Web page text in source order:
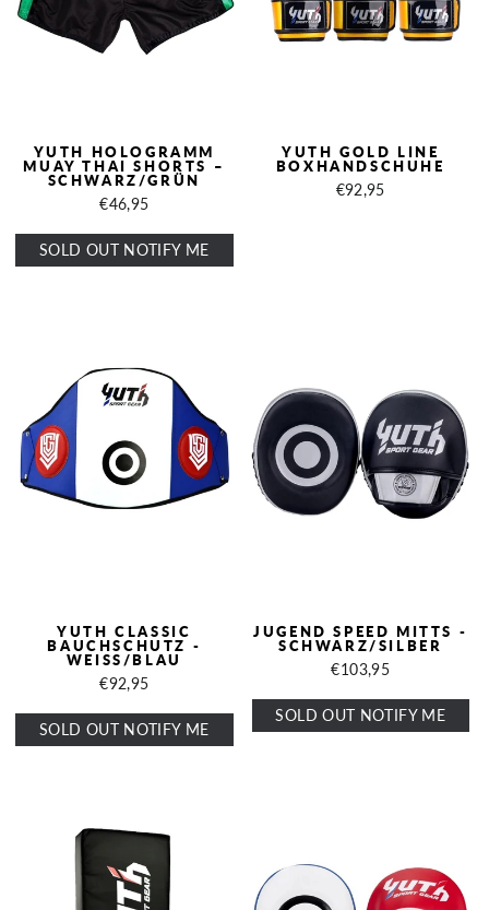
YUTH HOLOGRAMM
MUAY THAI SHORTS –
SCHWARZ/GRÜN
€46,95
SOLD OUT NOTIFY ME
YUTH GOLD LINE
BOXHANDSCHUHE
€92,95
YUTH CLASSIC
BAUCHSCHUTZ -
WEISS/BLAU
€92,95
SOLD OUT NOTIFY ME
JUGEND SPEED ​​MITTS -
SCHWARZ/SILBER
€103,95
SOLD OUT NOTIFY ME